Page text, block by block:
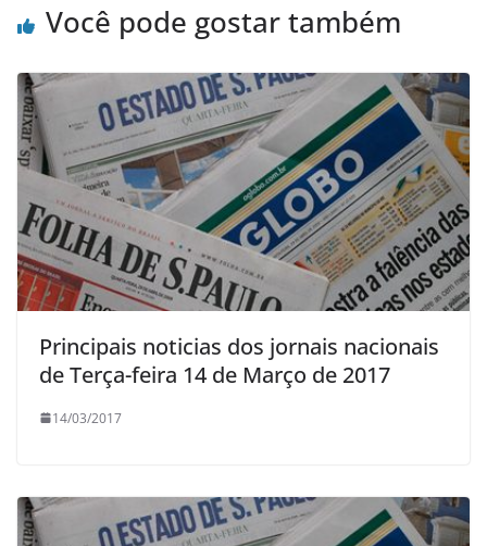
Você pode gostar também
Principais noticias dos jornais nacionais
de Terça-feira 14 de Março de 2017
14/03/2017